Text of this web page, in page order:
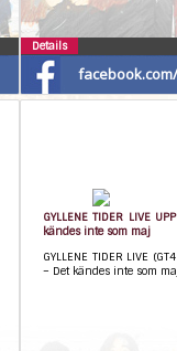
Details
GYLLENE TIDER LIVE
kändes inte som maj
GYLLENE TIDER LIVE
– Det kändes inte som